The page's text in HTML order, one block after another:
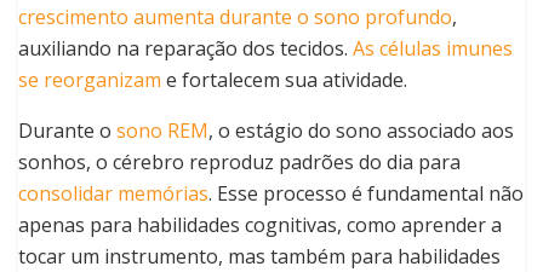
crescimento aumenta durante o sono profundo,
auxiliando na reparação dos tecidos. As células imunes
se reorganizam e fortalecem sua atividade.
Durante o sono REM, o estágio do sono associado aos
sonhos, o cérebro reproduz padrões do dia para
consolidar memórias. Esse processo é fundamental não
apenas para habilidades cognitivas, como aprender a
tocar um instrumento, mas também para habilidades